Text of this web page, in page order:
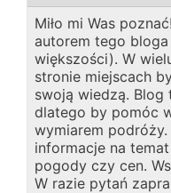
Miło mi Was
autorem tego
większości). W
stronie miejscach
swoją wiedzą. Blog
dlatego by pomóc
wymiarem
informacje na
pogody czy cen.
W razie pytań